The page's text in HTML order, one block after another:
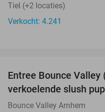
Tiel (+2 locaties)
Verkocht: 4.241
Entree Bounce Valley
verkoelende slush
Bounce Valley Arnhem